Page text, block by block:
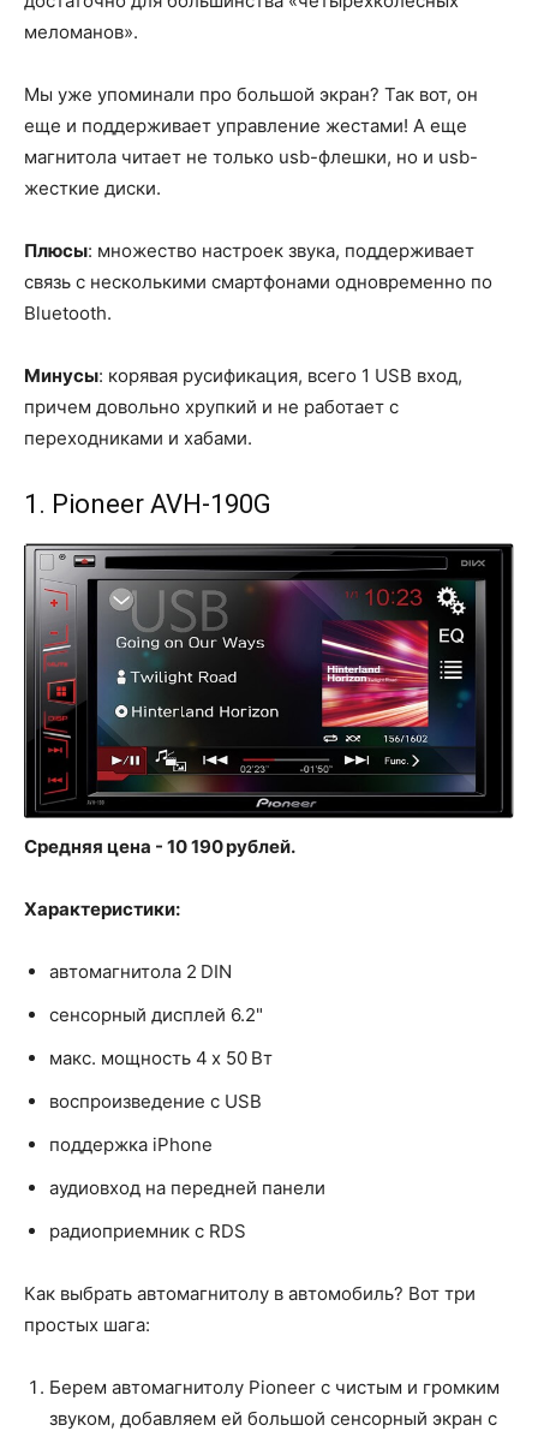
меломанов».
Мы уже упоминали про большой экран? Так вот, он
еще и поддерживает управление жестами! А еще
магнитола читает не только usb-флешки, но и usb-
жесткие диски.
Плюсы: множество настроек звука, поддерживает
связь с несколькими смартфонами одновременно по
Bluetooth.
Минусы: корявая русификация, всего 1 USB вход,
причем довольно хрупкий и не работает с
переходниками и хабами.
1. Pioneer AVH-190G
Средняя цена - 10 190 рублей.
Характеристики:
автомагнитола 2 DIN
сенсорный дисплей 6.2"
макс. мощность 4 x 50 Вт
воспроизведение с USB
поддержка iPhone
аудиовход на передней панели
радиоприемник с RDS
Как выбрать автомагнитолу в автомобиль? Вот три
простых шага:
Берем автомагнитолу Pioneer с чистым и громким
звуком, добавляем ей большой сенсорный экран с